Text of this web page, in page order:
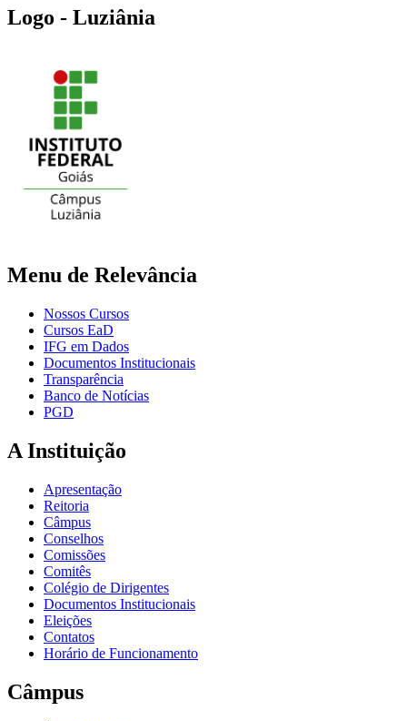
Logo - Luziânia
Menu de Relevância
Nossos Cursos
Cursos EaD
IFG em Dados
Documentos Institucionais
Transparência
Banco de Notícias
PGD
A Instituição
Apresentação
Reitoria
Câmpus
Conselhos
Comissões
Comitês
Colégio de Dirigentes
Documentos Institucionais
Eleições
Contatos
Horário de Funcionamento
Câmpus